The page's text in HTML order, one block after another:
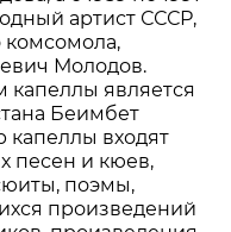
артист СССР,
Молодов.
является
Беимбет
капеллы входят
песен и кюев,
поэмы,
произведений